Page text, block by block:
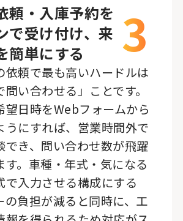
頼・入庫予約を
で受け付け、来
簡単にする
3
依頼で最も高いハードルは
問い合わせる」ことです。
望日時をWebフォームから
うにすれば、営業時間外で
でき、問い合わせ数が飛躍
す。車種・年式・気になる
で入力させる構成にする
の負担が減ると同時に、工